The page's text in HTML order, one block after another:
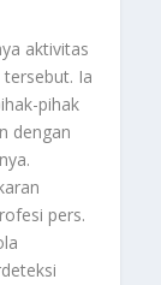
aktivitas
Ia
pihak
dengan
pers.